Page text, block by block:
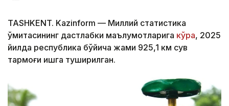
TASHKENT. Kazinform — Миллий статистика
қўмитасининг дастлабки маълумотларига кўра, 2025
йилда республика бўйича жами 925,1 км сув
тармоғи ишга туширилган.